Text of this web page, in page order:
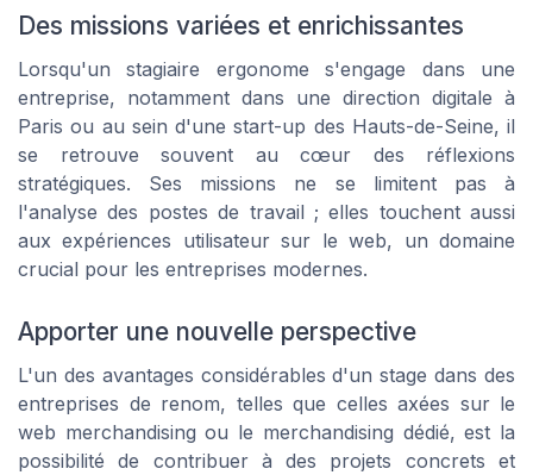
Des missions variées et enrichissantes
Lorsqu'un stagiaire ergonome s'engage dans une
entreprise, notamment dans une direction digitale à
Paris ou au sein d'une start-up des Hauts-de-Seine, il
se retrouve souvent au cœur des réflexions
stratégiques. Ses missions ne se limitent pas à
l'analyse des postes de travail ; elles touchent aussi
aux expériences utilisateur sur le web, un domaine
crucial pour les entreprises modernes.
Apporter une nouvelle perspective
L'un des avantages considérables d'un stage dans des
entreprises de renom, telles que celles axées sur le
web merchandising ou le merchandising dédié, est la
possibilité de contribuer à des projets concrets et